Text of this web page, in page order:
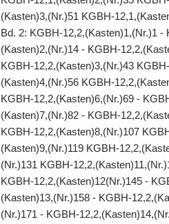
(Kasten)3,(Nr.)51 KGBH-
Bd. 2: KGBH-12,2,(Kasten)1,(Nr.)1
(Kasten)2,(Nr.)14 - KGBH-
KGBH-12,2,(Kasten)3,(Nr.)43
(Kasten)4,(Nr.)56 KGBH-
KGBH-12,2,(Kasten)6,(Nr.)69 -
(Kasten)7,(Nr.)82 - KGBH-
KGBH-12,2,(Kasten)8,(Nr.)107
(Kasten)9,(Nr.)119 KGBH-
(Nr.)131 KGBH-
KGBH-12,2,(Kasten)12(Nr.)145 -
(Kasten)13,(Nr.)158 - KGBH-
(Nr.)171 - KGBH-